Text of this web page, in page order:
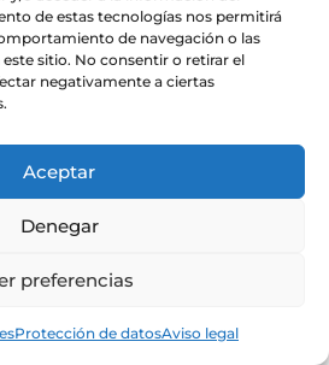
de estas tecnologías nos permitirá
de navegación o las
sitio. No consentir o retirar el
negativamente a ciertas
Aceptar
Denegar
preferencias
Protección de datosAviso legal
de medición revela especies
en la atmósfera